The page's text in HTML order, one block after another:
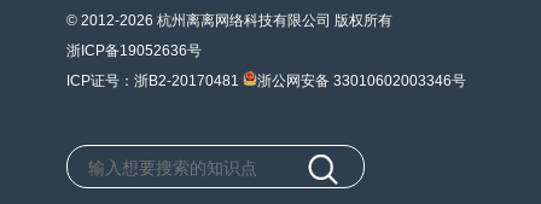
© 2012-2026 杭州离离网络科技有限公司 版权所有
浙ICP备19052636号
ICP证号：浙B2-20170481
浙公网安备 33010602003346号